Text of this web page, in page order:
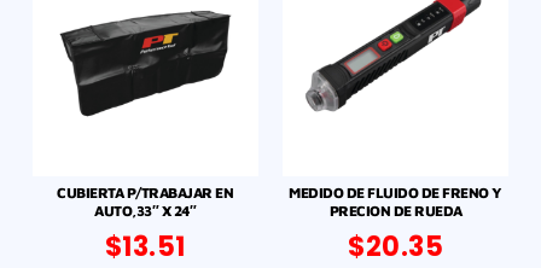
CUBIERTA P/TRABAJAR EN
AUTO,33″ X 24″
$13.51
MEDIDO DE FLUIDO DE FRENO Y
PRECION DE RUEDA
$20.35